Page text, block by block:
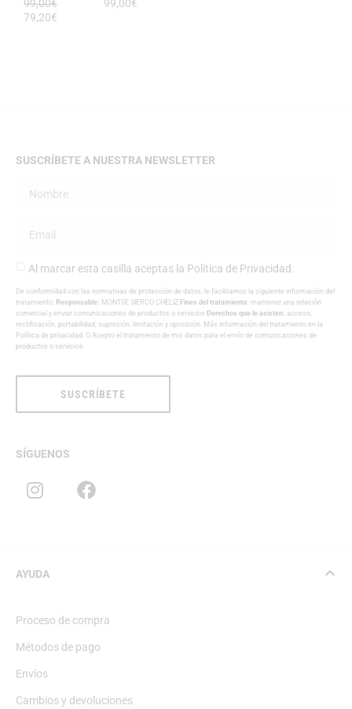
99,00€
79,20€
99,00€
SUSCRÍBETE A NUESTRA NEWSLETTER
Al marcar esta casilla aceptas la Política de Privacidad.
De conformidad con las normativas de protección de datos, le facilitamos la siguiente información del
tratamiento: Responsable: MONTSE SIERCO CHELIZ Fines del tratamiento: mantener una relación
comercial y enviar comunicaciones de productos o servicios Derechos que le asisten: acceso,
rectificación, portabilidad, supresión, limitación y oposición. Más información del tratamiento en la
Política de privacidad . O Acepto el tratamiento de mis datos para el envío de comunicaciones de
productos o servicios.
SUSCRÍBETE
SÍGUENOS
AYUDA
Proceso de compra
Métodos de pago
Envíos
Cambios y devoluciones